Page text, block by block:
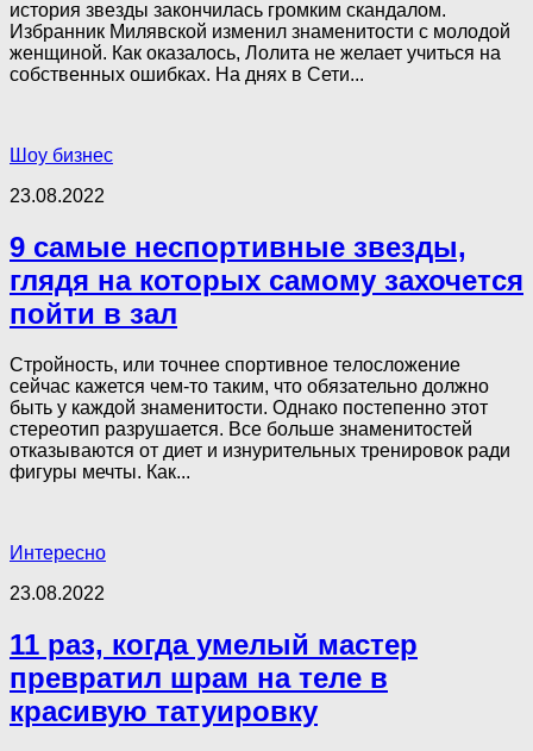
история звезды закончилась громким скандалом.
Избранник Милявской изменил знаменитости с молодой
женщиной. Как оказалось, Лолита не желает учиться на
собственных ошибках. На днях в Сети...
Шоу бизнес
23.08.2022
9 самые неспортивные звезды,
глядя на которых самому захочется
пойти в зал
Стройность, или точнее спортивное тeлосложение
сейчас кажется чем-то таким, что обязательно должно
быть у каждой знаменитости. Однако постепенно этот
стереотип разрушается. Все больше знаменитостей
отказываются от диет и изнурительных тренировок ради
фигуры мечты. Как...
Интересно
23.08.2022
11 раз, когда умелый мастер
превратил шрам на теле в
красивую татуировку